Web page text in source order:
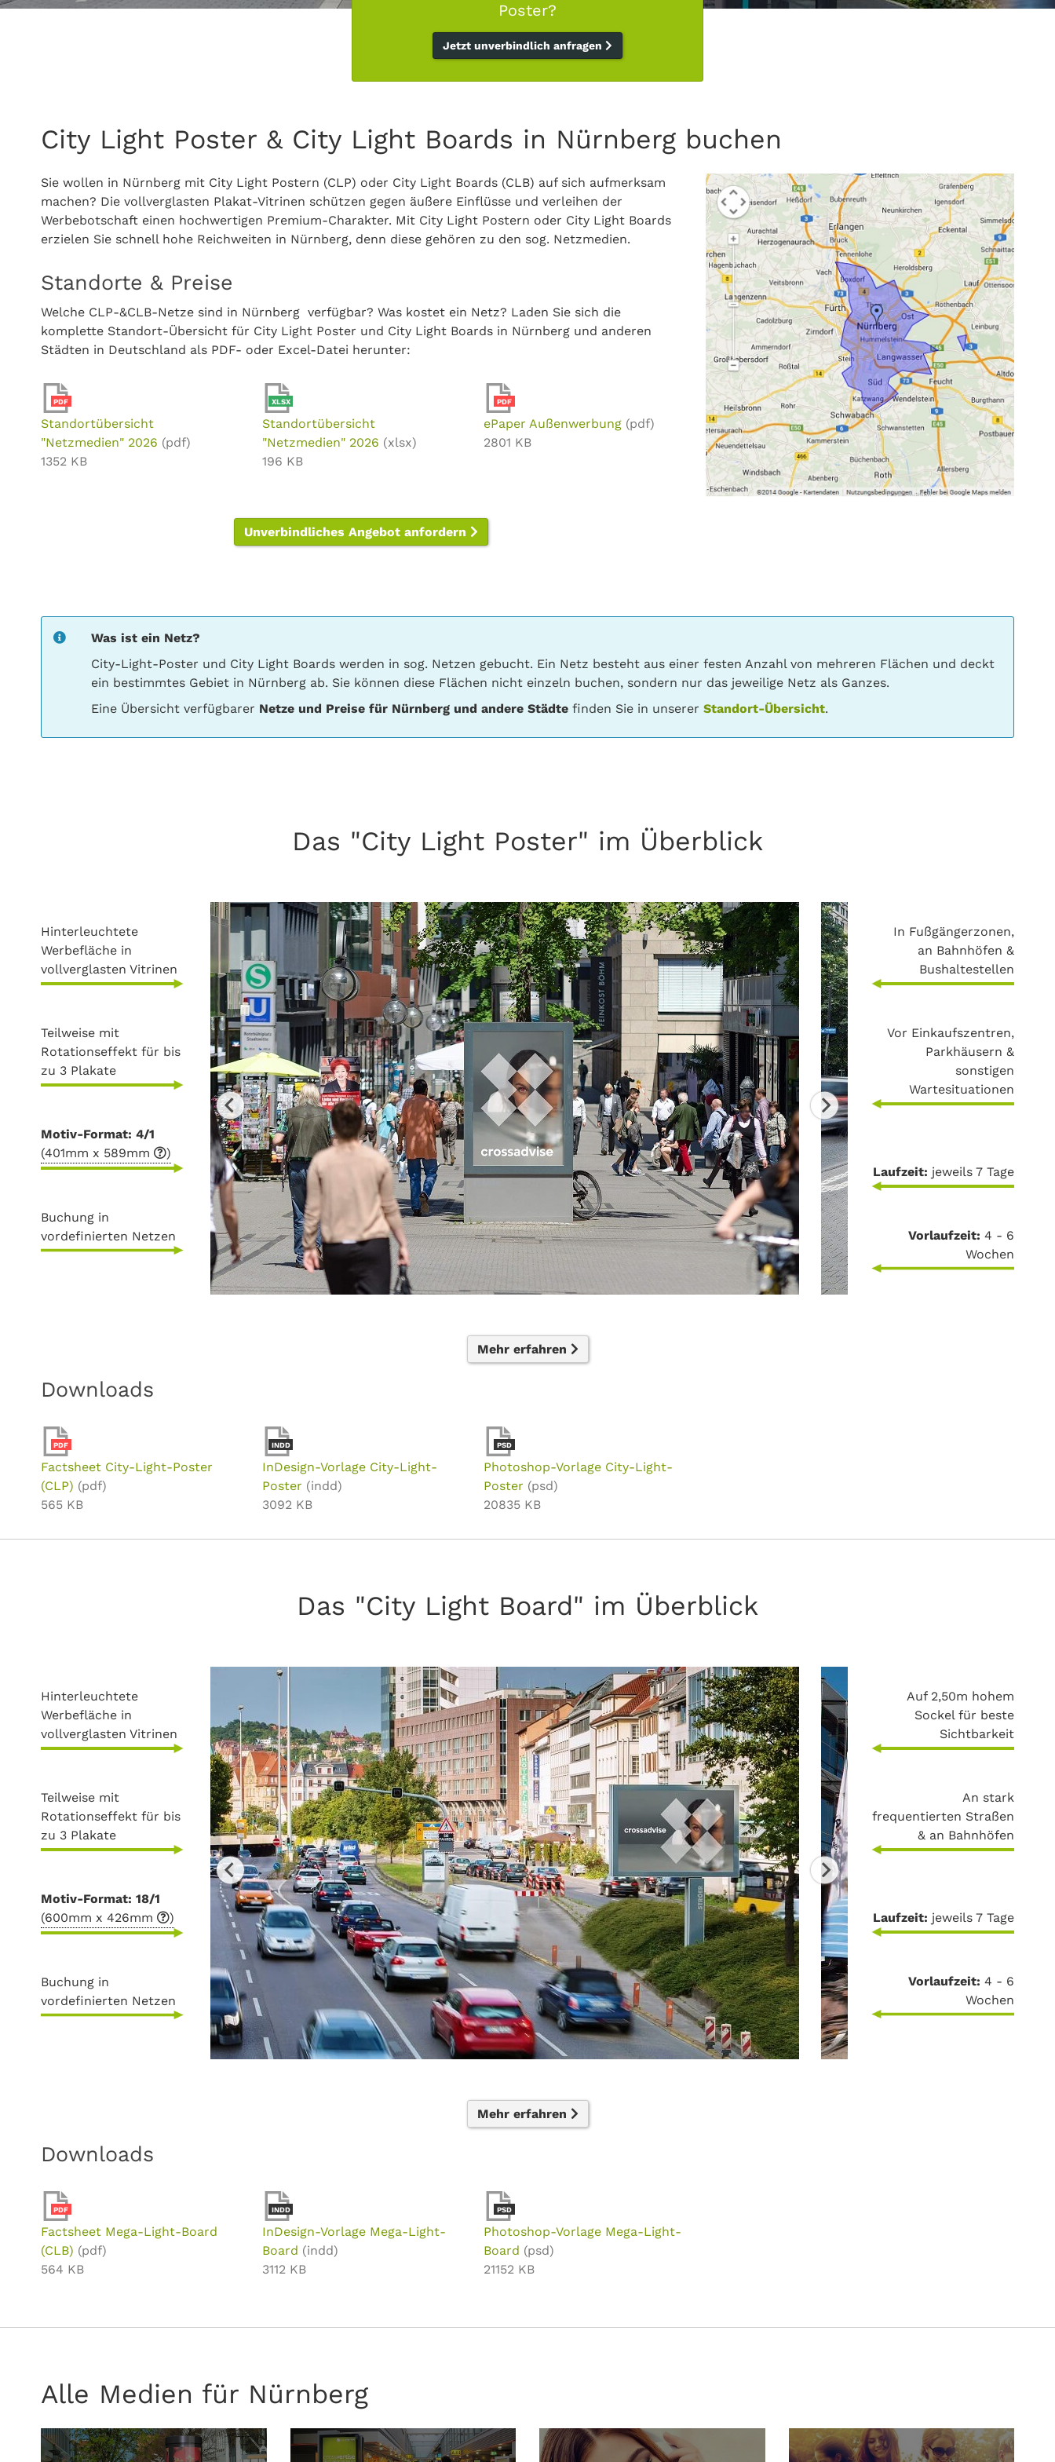
Poster?
Jetzt unverbindlich anfragen
City Light Poster & City Light Boards in Nürnberg buchen
Sie wollen in Nürnberg mit City Light Postern (CLP) oder City Light Boards (CLB) auf sich aufmerksam
machen? Die vollverglasten Plakat-Vitrinen schützen gegen äußere Einflüsse und verleihen der
Werbebotschaft einen hochwertigen Premium-Charakter. Mit City Light Postern oder City Light Boards
erzielen Sie schnell hohe Reichweiten in Nürnberg, denn diese gehören zu den sog. Netzmedien.
Standorte & Preise
Welche CLP-&CLB-Netze sind in Nürnberg verfügbar? Was kostet ein Netz? Laden Sie sich die
komplette Standort-Übersicht für City Light Poster und City Light Boards in Nürnberg und anderen
Städten in Deutschland als PDF- oder Excel-Datei herunter:
PDF
Standortübersicht
"Netzmedien" 2026 (pdf)
1352 KB
XLSX
Standortübersicht
"Netzmedien" 2026 (xlsx)
196 KB
PDF
ePaper Außenwerbung (pdf)
2801 KB
Unverbindliches Angebot anfordern
Was ist ein Netz?
City-Light-Poster und City Light Boards werden in sog. Netzen gebucht. Ein Netz besteht aus einer festen Anzahl von mehreren Flächen und deckt
ein bestimmtes Gebiet in Nürnberg ab. Sie können diese Flächen nicht einzeln buchen, sondern nur das jeweilige Netz als Ganzes.
Eine Übersicht verfügbarer Netze und Preise für Nürnberg und andere Städte finden Sie in unsererStandort-Übersicht.
Das "City Light Poster" im Überblick
Hinterleuchtete
Werbefläche in
vollverglasten Vitrinen
Teilweise mit
Rotationseffekt für bis
zu 3 Plakate
Motiv-Format: 4/1
(401mm x 589mm
)
Buchung in
vordefinierten Netzen
In Fußgängerzonen,
an Bahnhöfen &
Bushaltestellen
Vor Einkaufszentren,
Parkhäusern &
sonstigen
Wartesituationen
Laufzeit: jeweils 7 Tage
Vorlaufzeit: 4 - 6
Wochen
Mehr erfahren
Downloads
PDF
Factsheet City-Light-Poster
(CLP) (pdf)
565 KB
INDD
InDesign-Vorlage City-Light-
Poster (indd)
3092 KB
PSD
Photoshop-Vorlage City-Light-
Poster (psd)
20835 KB
Das "City Light Board" im Überblick
Hinterleuchtete
Werbefläche in
vollverglasten Vitrinen
Teilweise mit
Rotationseffekt für bis
zu 3 Plakate
Motiv-Format: 18/1
(600mm x 426mm
)
Buchung in
vordefinierten Netzen
Auf 2,50m hohem
Sockel für beste
Sichtbarkeit
An stark
frequentierten Straßen
& an Bahnhöfen
Laufzeit: jeweils 7 Tage
Vorlaufzeit: 4 - 6
Wochen
Mehr erfahren
Downloads
PDF
Factsheet Mega-Light-Board
(CLB) (pdf)
564 KB
INDD
InDesign-Vorlage Mega-Light-
Board (indd)
3112 KB
PSD
Photoshop-Vorlage Mega-Light-
Board (psd)
21152 KB
Alle Medien für Nürnberg